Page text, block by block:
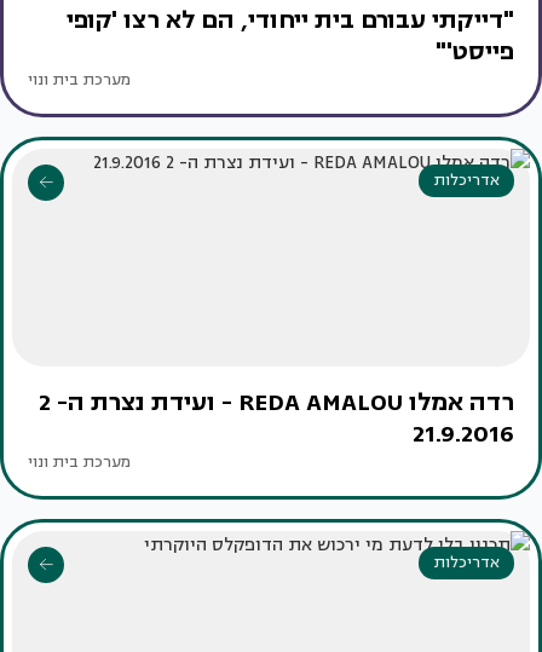
"דייקתי עבורם בית ייחודי, הם לא רצו 'קופי
פייסט'"
מערכת בית ונוי
אדריכלות
רדה אמלו REDA AMALOU - ועידת נצרת ה- 2
21.9.2016
מערכת בית ונוי
אדריכלות